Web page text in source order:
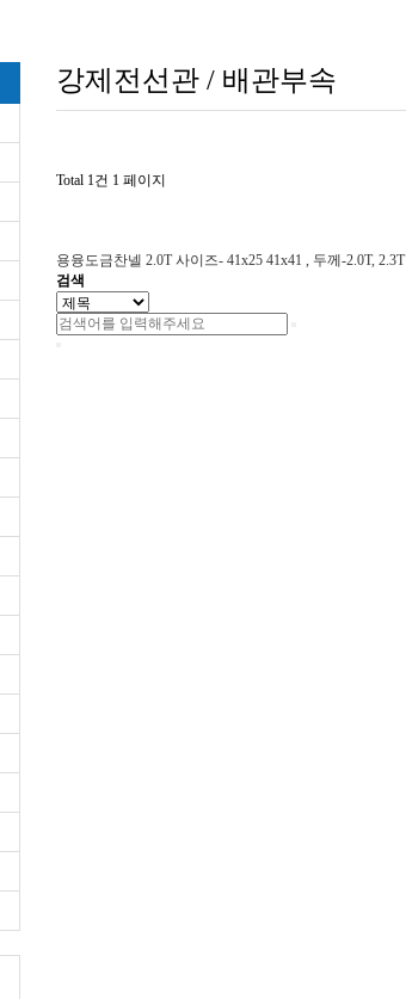
강제전선관 / 배관부속
Total 1건 1 페이지
용융도금찬넬 2.0T사이즈- 41x25 41x41 , 두께-2.0T, 2.3T
검색